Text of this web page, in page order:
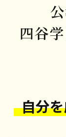
四谷
自分